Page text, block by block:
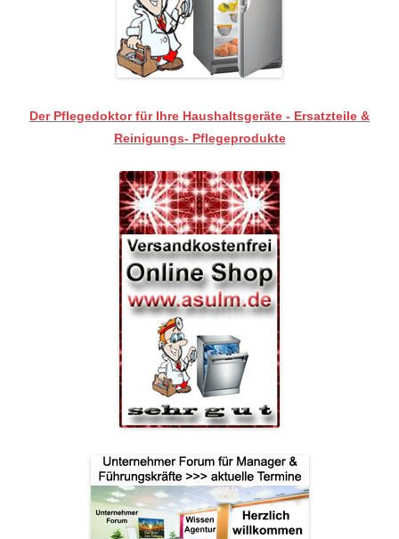
Der Pflegedoktor für Ihre Haushaltsgeräte - Ersatzteile &
Reinigungs- Pflegeprodukte